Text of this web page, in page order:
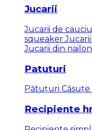
Jucarii
Jucarii de
squeaker
Jucarii din
Patuturi
Pătuţuri Căsuțe
Recipiente